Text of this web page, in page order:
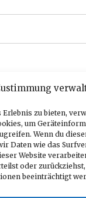
zu bieten,
um
Wenn du
Daten wie das
Website
oder
beeinträchtigt